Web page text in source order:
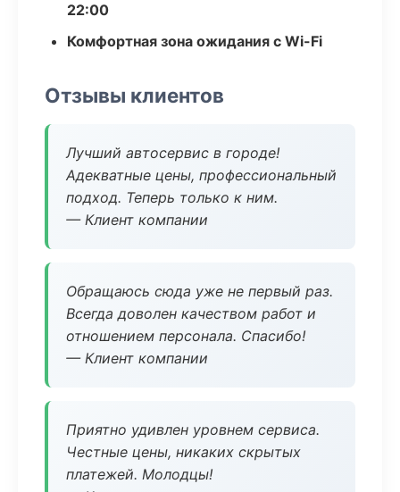
22:00
Комфортная зона ожидания с Wi-Fi
Отзывы клиентов
Лучший автосервис в городе!
Адекватные цены, профессиональный
подход. Теперь только к ним.
— Клиент компании
Обращаюсь сюда уже не первый раз.
Всегда доволен качеством работ и
отношением персонала. Спасибо!
— Клиент компании
Приятно удивлен уровнем сервиса.
Честные цены, никаких скрытых
платежей. Молодцы!